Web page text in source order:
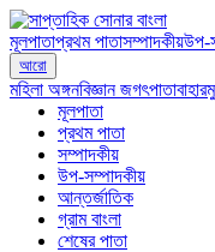
মূলপাতাপ্রথম পাতাসম্পাদকীয়উপ-
আরো
মহিলা অঙ্গনবিজ্ঞান জগৎপাতাবাহার
মূলপাতা
প্রথম পাতা
সম্পাদকীয়
উপ-সম্পাদকীয়
আন্তর্জাতিক
গ্রাম বাংলা
শেষের পাতা